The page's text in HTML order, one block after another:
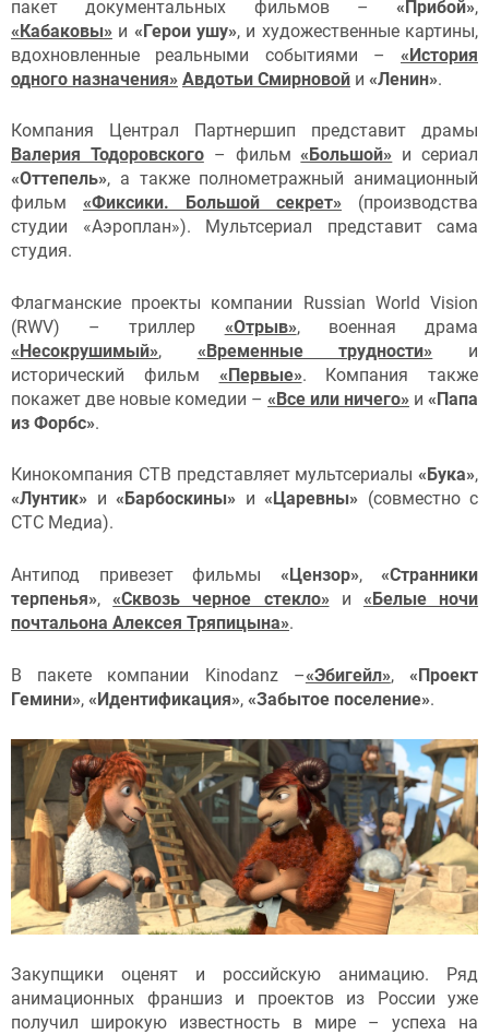
пакет документальных фильмов – «Прибой»,
«Кабаковы» и «Герои ушу», и художественные картины,
вдохновленные реальными событиями – «История
одного назначения» Авдотьи Смирновой и «Ленин».
Компания Централ Партнершип представит драмы
Валерия Тодоровского– фильм«Большой» и сериал
«Оттепель», а также полнометражный анимационный
фильм «Фиксики. Большой секрет» (производства
студии «Аэроплан»). Мультсериал представит сама
студия.
Флагманские проекты компании Russian World Vision
(RWV) – триллер «Отрыв», военная драма
«Несокрушимый», «Временные трудности» и
исторический фильм «Первые». Компания также
покажет две новые комедии – «Все или ничего» и «Папа
из Форбс».
Кинокомпания CTB представляет мультсериалы «Бука»,
«Лунтик» и «Барбоскины» и «Царевны» (совместно с
СТС Медиа).
Антипод привезет фильмы «Цензор», «Странники
терпенья»,«Сквозь черное стекло» и «Белые ночи
почтальона Алексея Тряпицына».
В пакете компании Kinodanz –«Эбигейл»,«Проект
Гемини», «Идентификация», «Забытое поселение».
Закупщики оценят и российскую анимацию. Ряд
анимационных франшиз и проектов из России уже
получил широкую известность в мире – успеха на